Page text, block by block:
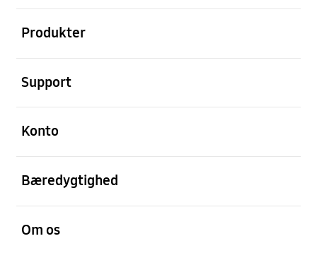
Produkter
Support
Konto
Bæredygtighed
Om os